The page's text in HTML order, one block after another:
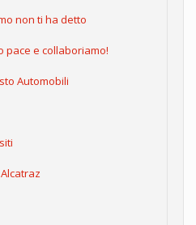
non ti ha detto
pace e collaboriamo!
Automobili